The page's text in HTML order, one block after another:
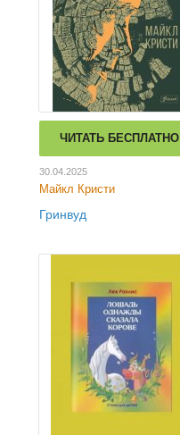
ЧИТАТЬ БЕСПЛАТНО
30.04.2025
Майкл Кристи
Гринвуд